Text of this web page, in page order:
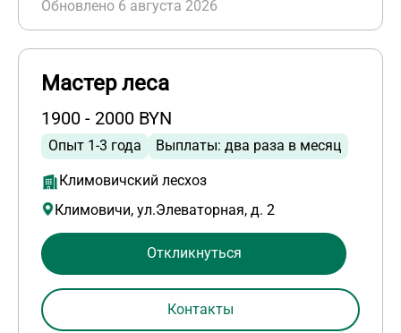
Обновлено 6 августа 2026
Мастер леса
1900 - 2000 BYN
Опыт 1-3 года Выплаты: два раза в месяц
Климовичский лесхоз
Климовичи, ул.Элеваторная, д. 2
Откликнуться
Контакты